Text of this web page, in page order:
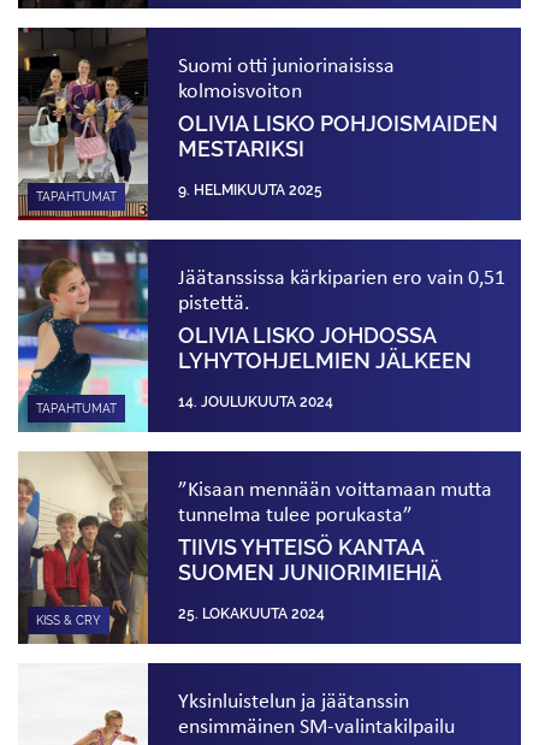
TAPAHTUMAT
Suomi otti juniorinaisissa
kolmoisvoiton
OLIVIA LISKO POHJOISMAIDEN
MESTARIKSI
9. HELMIKUUTA 2025
TAPAHTUMAT
Jäätanssissa kärkiparien ero vain 0,51
pistettä.
OLIVIA LISKO JOHDOSSA
LYHYTOHJELMIEN JÄLKEEN
14. JOULUKUUTA 2024
KISS & CRY
”Kisaan mennään voittamaan mutta
tunnelma tulee porukasta”
TIIVIS YHTEISÖ KANTAA
SUOMEN JUNIORIMIEHIÄ
25. LOKAKUUTA 2024
Yksinluistelun ja jäätanssin
ensimmäinen SM-valintakilpailu